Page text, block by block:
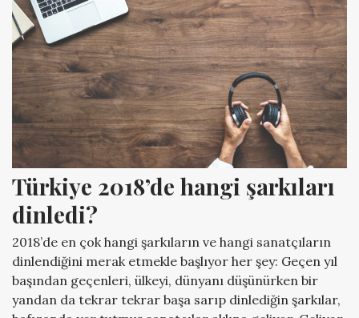
Türkiye 2018’de hangi şarkıları
dinledi?
2018’de en çok hangi şarkıların ve hangi sanatçıların
dinlendiğini merak etmekle başlıyor her şey: Geçen yıl
başından geçenleri, ülkeyi, dünyanı düşünürken bir
yandan da tekrar tekrar başa sarıp dinlediğin şarkılar,